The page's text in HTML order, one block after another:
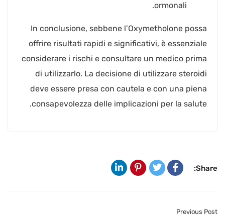
ormonali.
In conclusione, sebbene l’Oxymetholone possa
offrire risultati rapidi e significativi, è essenziale
considerare i rischi e consultare un medico prima
di utilizzarlo. La decisione di utilizzare steroidi
deve essere presa con cautela e con una piena
consapevolezza delle implicazioni per la salute.
Share:
Previous Post